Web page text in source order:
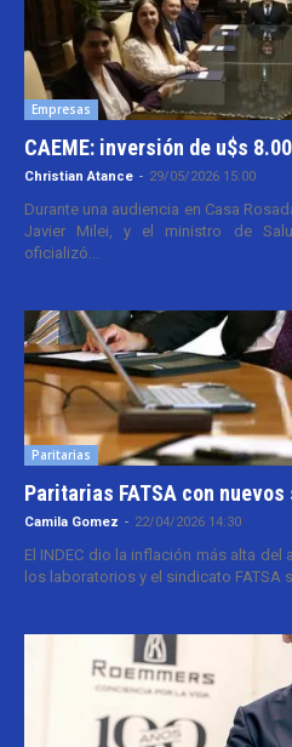
Empresas
CAEME: inversión de u$s
Christian Atance - 29/05/2026 15:00
Durante una audiencia en Casa
Javier Milei, y el ministro de
oficializó...
Paritarias
Paritarias FATSA con nuevos
Camila Gomez - 22/04/2026 14:30
El INDEC dio la inflación más alta
los laboratorios y el sindicato FATSA